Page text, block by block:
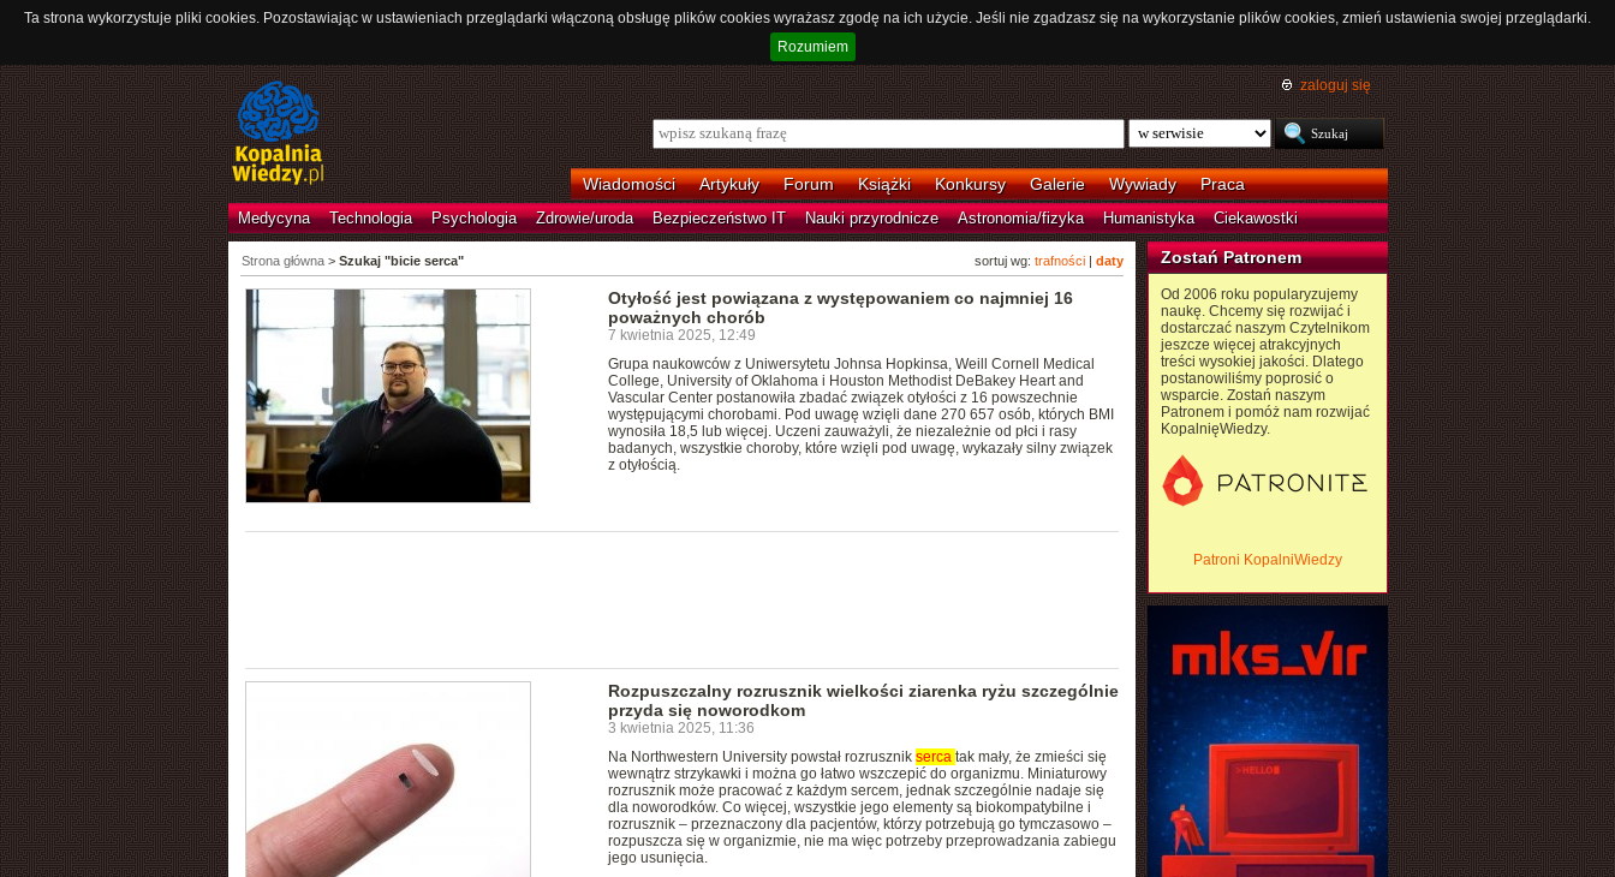
Ta strona wykorzystuje pliki cookies. Pozostawiając w ustawieniach przeglądarki włączoną obsługę plików cookies wyrażasz zgodę na ich użycie. Jeśli nie zgadzasz się na wykorzystanie plików cookies, zmień ustawienia swojej przeglądarki.
Rozumiem
zaloguj się
Wiadomości Artykuły Forum Książki Konkursy Galerie Wywiady Praca
Medycyna Technologia Psychologia Zdrowie/uroda Bezpieczeństwo IT Nauki przyrodnicze Astronomia/fizyka Humanistyka Ciekawostki
sortuj wg: trafności| daty
Strona główna> Szukaj "bicie serca"
Otyłość jest powiązana z występowaniem co najmniej 16
poważnych chorób
7 kwietnia 2025, 12:49
Grupa naukowców z Uniwersytetu Johnsa Hopkinsa, Weill Cornell Medical
College, University of Oklahoma i Houston Methodist DeBakey Heart and
Vascular Center postanowiła zbadać związek otyłości z 16 powszechnie
występującymi chorobami. Pod uwagę wzięli dane 270 657 osób, których BMI
wynosiła 18,5 lub więcej. Uczeni zauważyli, że niezależnie od płci i rasy
badanych, wszystkie choroby, które wzięli pod uwagę, wykazały silny związek
z otyłością.
Rozpuszczalny rozrusznik wielkości ziarenka ryżu szczególnie
przyda się noworodkom
3 kwietnia 2025, 11:36
Na Northwestern University powstał rozrusznik serca tak mały, że zmieści się
wewnątrz strzykawki i można go łatwo wszczepić do organizmu. Miniaturowy
rozrusznik może pracować z każdym sercem, jednak szczególnie nadaje się
dla noworodków. Co więcej, wszystkie jego elementy są biokompatybilne i
rozrusznik – przeznaczony dla pacjentów, którzy potrzebują go tymczasowo –
rozpuszcza się w organizmie, nie ma więc potrzeby przeprowadzania zabiegu
jego usunięcia.
Zostań Patronem
Od 2006 roku popularyzujemy
naukę. Chcemy się rozwijać i
dostarczać naszym Czytelnikom
jeszcze więcej atrakcyjnych
treści wysokiej jakości. Dlatego
postanowiliśmy poprosić o
wsparcie. Zostań naszym
Patronem i pomóż nam rozwijać
KopalnięWiedzy.
Patroni KopalniWiedzy